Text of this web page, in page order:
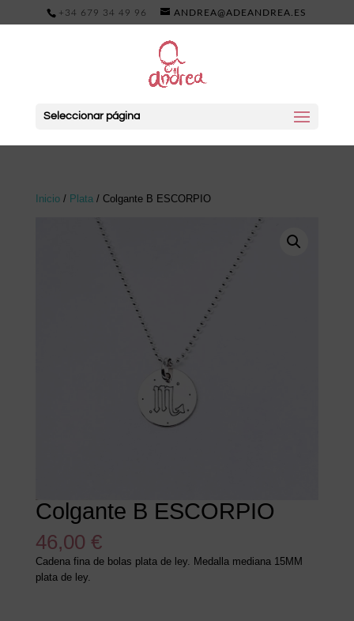
+34 679 34 49 96 ANDREA@ADEANDREA.ES
Seleccionar página
Inicio/ Plata/ Colgante B ESCORPIO
Colgante B ESCORPIO
46,00 €
Cadena fina de bolas plata de ley. Medalla mediana 15MM
plata de ley.